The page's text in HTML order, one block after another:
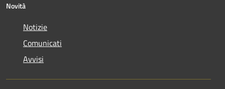
Novità
Notizie
Comunicati
Avvisi